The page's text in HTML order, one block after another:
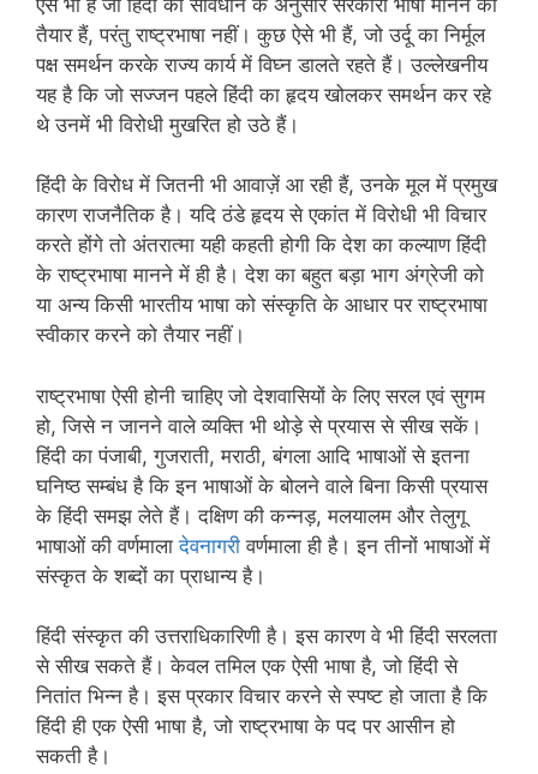
तैयार हैं, परंतु राष्ट्रभाषा नहीं। कुछ ऐसे भी हैं, जो उर्दू का निर्मूल
पक्ष समर्थन करके राज्य कार्य में विघ्न डालते रहते हैं। उल्लेखनीय
यह है कि जो सज्जन पहले हिंदी का हृदय खोलकर समर्थन कर रहे
थे उनमें भी विरोधी मुखरित हो उठे हैं।
हिंदी के विरोध में जितनी भी आवाज़ें आ रही हैं, उनके मूल में प्रमुख
कारण राजनैतिक है। यदि ठंडे हृदय से एकांत में विरोधी भी विचार
करते होंगे तो अंतरात्मा यही कहती होगी कि देश का कल्याण हिंदी
के राष्ट्रभाषा मानने में ही है। देश का बहुत बड़ा भाग अंग्रेजी को
या अन्य किसी भारतीय भाषा को संस्कृति के आधार पर राष्ट्रभाषा
स्वीकार करने को तैयार नहीं।
राष्ट्रभाषा ऐसी होनी चाहिए जो देशवासियों के लिए सरल एवं सुगम
हो, जिसे न जानने वाले व्यक्ति भी थोड़े से प्रयास से सीख सकें।
हिंदी का पंजाबी, गुजराती, मराठी, बंगला आदि भाषाओं से इतना
घनिष्ठ सम्बंध है कि इन भाषाओं के बोलने वाले बिना किसी प्रयास
के हिंदी समझ लेते हैं। दक्षिण की कन्नड़, मलयालम और तेलुगू
भाषाओं की वर्णमालादेवनागरी वर्णमाला ही है। इन तीनों भाषाओं में
संस्कृत के शब्दों का प्राधान्य है।
हिंदी संस्कृत की उत्तराधिकारिणी है। इस कारण वे भी हिंदी सरलता
से सीख सकते हैं। केवल तमिल एक ऐसी भाषा है, जो हिंदी से
नितांत भिन्न है। इस प्रकार विचार करने से स्पष्ट हो जाता है कि
हिंदी ही एक ऐसी भाषा है, जो राष्ट्रभाषा के पद पर आसीन हो
सकती है।